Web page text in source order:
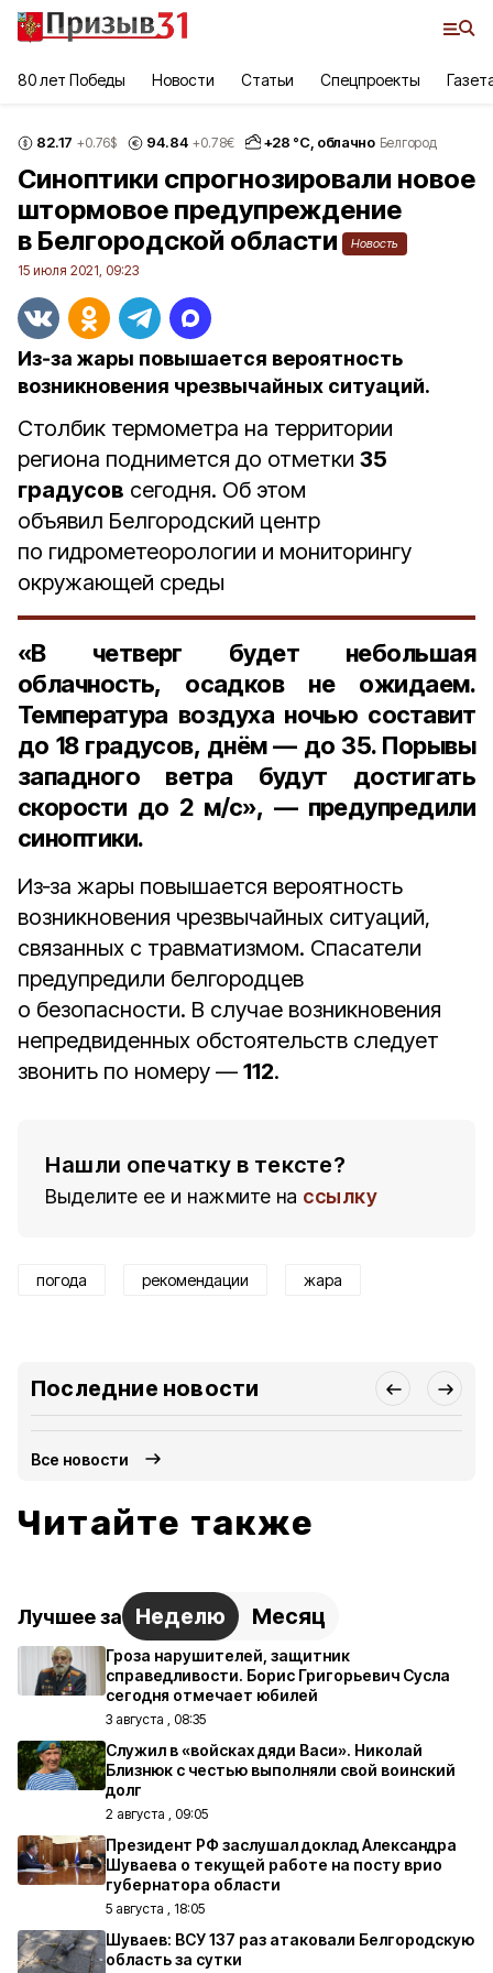
80 лет Победы Новости Статьи Спецпроекты
82.17 +0.76$ 94.84 +0.78€ +28 °С, облачно Белгород
Синоптики спрогнозировали новое
штормовое предупреждение
в Белгородской области
Новость
15 июля 2021, 09:23
Из‑за жары повышается вероятность
возникновения чрезвычайных ситуаций.
Столбик термометра на территории
региона поднимется до отметки 35
градусов сегодня. Об этом
объявил Белгородский центр
по гидрометеорологии и мониторингу
окружающей среды
«В четверг будет небольшая
облачность, осадков не ожидаем.
Температура воздуха ночью составит
до 18 градусов, днём — до 35. Порывы
западного ветра будут достигать
скорости до 2 м/с», — предупредили
синоптики.
Из‑за жары повышается вероятность
возникновения чрезвычайных ситуаций,
связанных с травматизмом. Спасатели
предупредили белгородцев
о безопасности. В случае возникновения
непредвиденных обстоятельств следует
звонить по номеру — 112.
Нашли опечатку в тексте?
Выделите ее и нажмите на ссылку
погода рекомендации жара
Последние новости
Все новости
Читайте также
Лучшее за Неделю Месяц
Гроза нарушителей, защитник
справедливости. Борис Григорьевич Сусла
сегодня отмечает юбилей
3 августа , 08:35
Служил в «войсках дяди Васи». Николай
Близнюк с честью выполняли свой воинский
долг
2 августа , 09:05
Президент РФ заслушал доклад Александра
Шуваева о текущей работе на посту врио
губернатора области
5 августа , 18:05
Шуваев: ВСУ 137 раз атаковали Белгородскую
область за сутки